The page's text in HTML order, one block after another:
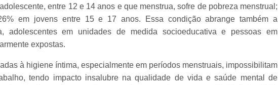
entre 12 e 14 anos e que menstrua, sofre de pobreza menstrual;
em jovens entre 15 e 17 anos. Essa condição abrange também a
adolescentes em unidades de medida socioeducativa e pessoas em
expostas.
à higiene íntima, especialmente em períodos menstruais, impossibilitam
tendo impacto insalubre na qualidade de vida e saúde mental de